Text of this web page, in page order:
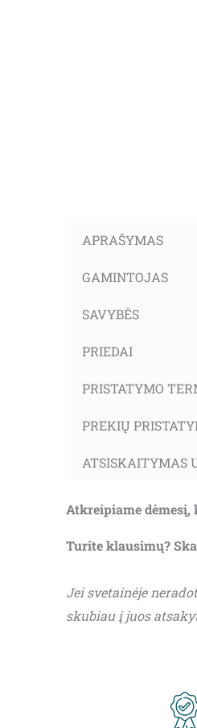
APRAŠYMAS
GAMINTOJAS
SAVYBĖS
PRIEDAI
PRISTATYMO
PREKIŲ
ATSISKAITYMAS
Atkreipiame
Turite klausimų?
Jei svetainėje
skubiau į juos